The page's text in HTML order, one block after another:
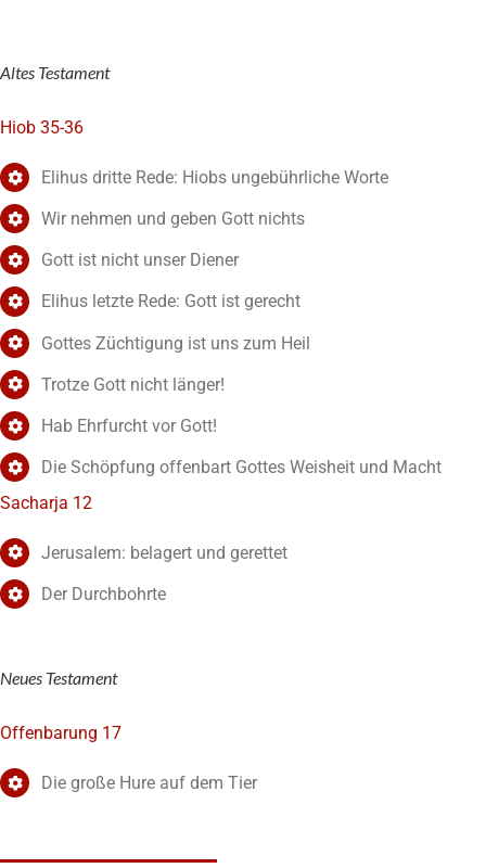
Altes Testament
Hiob 35-36
Elihus dritte Rede: Hiobs ungebührliche Worte
Wir nehmen und geben Gott nichts
Gott ist nicht unser Diener
Elihus letzte Rede: Gott ist gerecht
Gottes Züchtigung ist uns zum Heil
Trotze Gott nicht länger!
Hab Ehrfurcht vor Gott!
Die Schöpfung offenbart Gottes Weisheit und Macht
Sacharja 12
Jerusalem: belagert und gerettet
Der Durchbohrte
Neues Testament
Offenbarung 17
Die große Hure auf dem Tier